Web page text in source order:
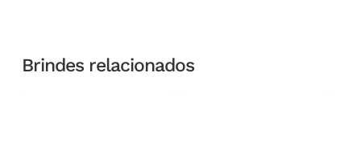
Brindes relacionados